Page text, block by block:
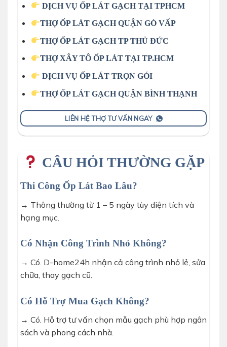
DỊCH VỤ ỐP LÁT GẠCH TẠI TPHCM
THỢ ỐP LÁT GẠCH QUẬN GÒ VẤP
THỢ ỐP LÁT GẠCH TP THỦ ĐỨC
THỢ XÂY TÔ ỐP LÁT TẠI TP.HCM
DỊCH VỤ ỐP LÁT TRỌN GÓI
THỢ ỐP LÁT GẠCH QUẬN BÌNH THẠNH
LIÊN HỆ THỢ TƯ VẤN NGAY
CÂU HỎI THƯỜNG GẶP
Thi Công Ốp Lát Bao Lâu?
→ Thông thường từ 1 – 5 ngày tùy diện tích và
hạng mục.
Có Nhận Công Trình Nhỏ Không?
→ Có. D-home24h nhận cả công trình nhỏ lẻ, sửa
chữa, thay gạch cũ.
Có Hỗ Trợ Mua Gạch Không?
→ Có. Hỗ trợ tư vấn chọn mẫu gạch phù hợp ngân
sách và phong cách nhà.